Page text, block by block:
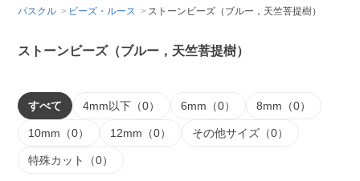
パスクル ビーズ・ルース ストーンビーズ（ブルー，天竺菩提樹）
ストーンビーズ（ブルー，天竺菩提樹）
すべて 4mm以下（0） 6mm（0） 8mm（0）
10mm（0） 12mm（0） その他サイズ（0）
特殊カット（0）